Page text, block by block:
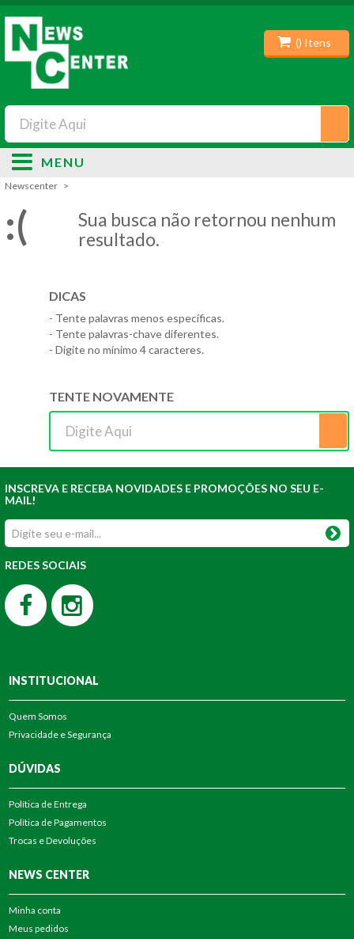
() Itens
MENU
Newscenter
:(
Sua busca não retornou nenhum
resultado.
DICAS
- Tente palavras menos específicas.
- Tente palavras-chave diferentes.
- Digite no mínimo 4 caracteres.
TENTE NOVAMENTE
INSCREVA E RECEBA NOVIDADES E PROMOÇÕES NO SEU E-
MAIL!
REDES SOCIAIS
INSTITUCIONAL
Quem Somos
Privacidade e Segurança
DÚVIDAS
Política de Entrega
Política de Pagamentos
Trocas e Devoluções
NEWS CENTER
Minha conta
Meus pedidos